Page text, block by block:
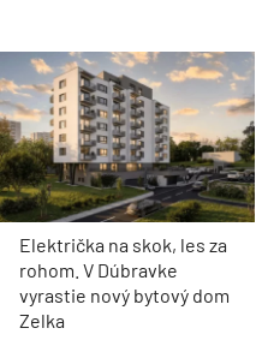
Električka na skok, les za
rohom. V Dúbravke
vyrastie nový bytový dom
Zelka